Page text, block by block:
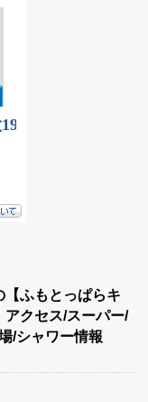
ふもとっぱらキ
アクセス/スーパー/
/シャワー情報